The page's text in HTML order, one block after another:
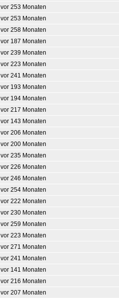
vor 253 Monaten
vor 253 Monaten
vor 258 Monaten
vor 187 Monaten
vor 239 Monaten
vor 223 Monaten
vor 241 Monaten
vor 193 Monaten
vor 194 Monaten
vor 217 Monaten
vor 143 Monaten
vor 206 Monaten
vor 200 Monaten
vor 235 Monaten
vor 226 Monaten
vor 246 Monaten
vor 254 Monaten
vor 222 Monaten
vor 230 Monaten
vor 259 Monaten
vor 223 Monaten
vor 271 Monaten
vor 241 Monaten
vor 141 Monaten
vor 216 Monaten
vor 207 Monaten